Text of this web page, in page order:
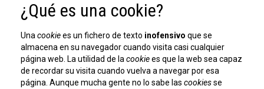
¿Qué es una cookie?
Una cookiees un fichero de texto inofensivo que se
almacena en su navegador cuando visita casi cualquier
página web. La utilidad de la cookiees que la web sea capaz
de recordar su visita cuando vuelva a navegar por esa
página. Aunque mucha gente no lo sabe las cookiesse